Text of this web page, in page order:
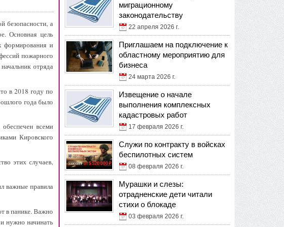
безопасности, а
Основная цель
формирования и
пожарного
отряда
в 2018 году по
года было
всеми
Кировского
этих случаев,
важные правила
в панике. Важно
нужно начинать
миграционному
законодательству
22 апреля 2026 г.
Приглашаем на подключение к
областному мероприятию для
бизнеса
24 марта 2026 г.
Извещение о начале
выполнения комплексных
кадастровых работ
17 февраля 2026 г.
Служи по контракту в войсках
беспилотных систем
08 февраля 2026 г.
Мурашки и слезы:
отрадненские дети читали
стихи о блокаде
03 февраля 2026 г.